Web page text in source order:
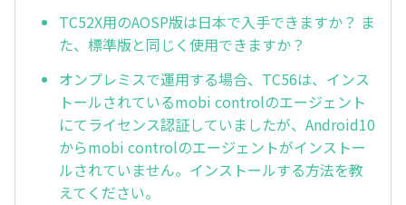
TC52X用のAOSP版は日本で入手できますか？ ま
た、標準版と同じく使用できますか？
オンプレミスで運用する場合、TC56は、インス
トールされているmobi controlのエージェント
にてライセンス認証していましたが、Android10
からmobi controlのエージェントがインストー
ルされていません。インストールする方法を教
えてください。